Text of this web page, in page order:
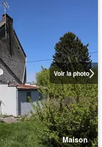
Voir la photo
Maison